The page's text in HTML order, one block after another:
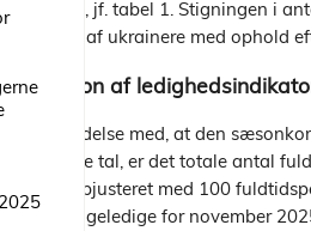
periode, jf. tabel 1. Stigningen i
tilgang af ukrainere med ophold
Revision af
I forbindelse med, at den
med nye tal, er det totale antal
2025 opjusteret med 100
dagpengeledige for november